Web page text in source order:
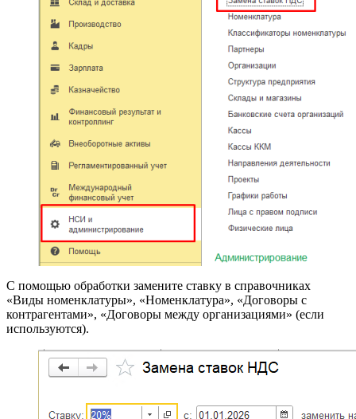
С помощью обработки замените ставку в справочниках
«Виды номенклатуры», «Номенклатура», «Договоры с
контрагентами», «Договоры между организациями» (если
используются).